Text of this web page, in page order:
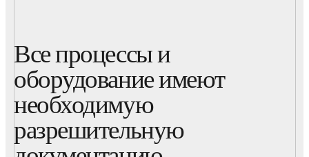
Все процессы и
оборудование имеют
необходимую
разрешительную